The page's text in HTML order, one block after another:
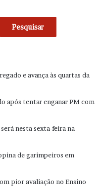
Pesquisar
e avança às quartas da
após tentar enganar PM com
nesta sexta-feira na
de garimpeiros em
pior avaliação no Ensino